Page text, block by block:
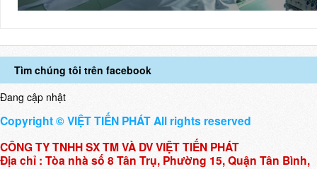
Tìm chúng tôi trên facebook
Đang cập nhật
Copyright © VIỆT TIẾN PHÁT All rights reserved
CÔNG TY TNHH SX TM VÀ DV VIỆT TIẾN PHÁT
Địa chỉ : Tòa nhà số 8 Tân Trụ, Phường 15, Quận Tân Bình,